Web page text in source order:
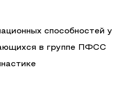
способностей у
в группе ПФСС